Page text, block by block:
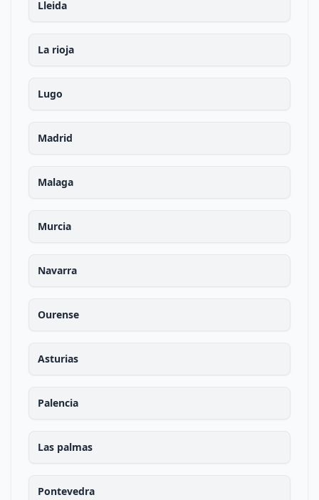
Lleida
La rioja
Lugo
Madrid
Malaga
Murcia
Navarra
Ourense
Asturias
Palencia
Las palmas
Pontevedra